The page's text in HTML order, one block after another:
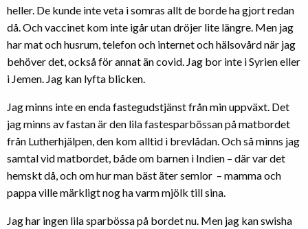
heller. De kunde inte veta i somras allt de borde ha gjort redan
då. Och vaccinet kom inte igår utan dröjer lite längre. Men jag
har mat och husrum, telefon och internet och hälsovård när jag
behöver det, också för annat än covid. Jag bor inte i Syrien eller
i Jemen. Jag kan lyfta blicken.
Jag minns inte en enda fastegudstjänst från min uppväxt. Det
jag minns av fastan är den lila fastesparbössan på matbordet
från Lutherhjälpen, den kom alltid i brevlådan. Och så minns jag
samtal vid matbordet, både om barnen i Indien – där var det
hemskt då, och om hur man bäst äter semlor – mamma och
pappa ville märkligt nog ha varm mjölk till sina.
Jag har ingen lila sparbössa på bordet nu. Men jag kan swisha